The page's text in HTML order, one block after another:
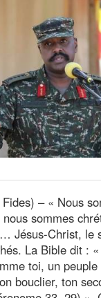
– « Nous
nous sommes
Jésus-Christ, le
La Bible dit :
toi, un
bouclier, ton